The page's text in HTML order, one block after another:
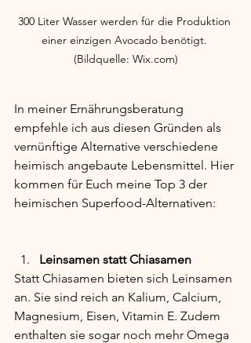
300 Liter Wasser werden für die Produktion
einer einzigen Avocado benötigt.
(Bildquelle: Wix.com)
In meiner Ernährungsberatung
empfehle ich aus diesen Gründen als
vernünftige Alternative verschiedene
heimisch angebaute Lebensmittel. Hier
kommen für Euch meine Top 3 der
heimischen Superfood-Alternativen:
Leinsamen statt Chiasamen
Statt Chiasamen bieten sich Leinsamen
an. Sie sind reich an Kalium, Calcium,
Magnesium, Eisen, Vitamin E. Zudem
enthalten sie sogar noch mehr Omega